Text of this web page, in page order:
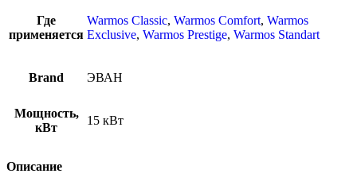
Где
применяется
Warmos Classic, Warmos Comfort, Warmos
Exclusive, Warmos Prestige, Warmos Standart
Brand ЭВАН
Мощность,
кВт
15 кВт
Описание